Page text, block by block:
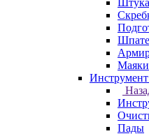
Маяки
Инструмент
Пады